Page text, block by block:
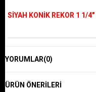
SİYAH KONİK REKOR 1 1/4"
YORUMLAR(0)
ÜRÜN ÖNERILERI